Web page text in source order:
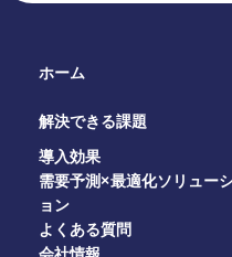
ホーム
解決できる課題
導入効果
需要予測×最適化ソリュー
ョン
よくある質問